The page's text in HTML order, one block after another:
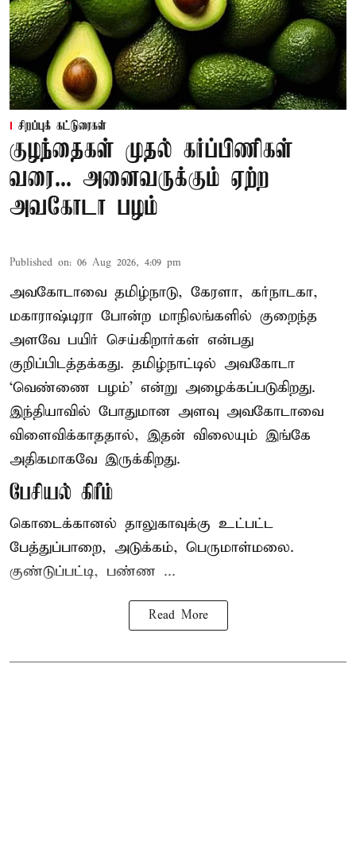
சிறப்புக் கட்டுரைகள்
குழந்தைகள் முதல் கர்ப்பிணிகள்
வரை... அனைவருக்கும் ஏற்ற
அவகோடா பழம்
Published on: 06 Aug 2026, 4:09 pm
அவகோடாவை தமிழ்நாடு, கேரளா, கர்நாடகா,
மகாராஷ்டிரா போன்ற மாநிலங்களில் குறைந்த
அளவே பயிர் செய்கிறார்கள் என்பது
குறிப்பிடத்தக்கது. தமிழ்நாட்டில் அவகோடா
‘வெண்ணை பழம்’ என்று அழைக்கப்படுகிறது.
இந்தியாவில் போதுமான அளவு அவகோடாவை
விளைவிக்காததால், இதன் விலையும் இங்கே
அதிகமாகவே இருக்கிறது.
பேசியல் கிரீம்
கொடைக்கானல் தாலுகாவுக்கு உட்பட்ட
பேத்துப்பாறை, அடுக்கம், பெருமாள்மலை.
குண்டுப்பட்டி, பண்ண ...
Read More